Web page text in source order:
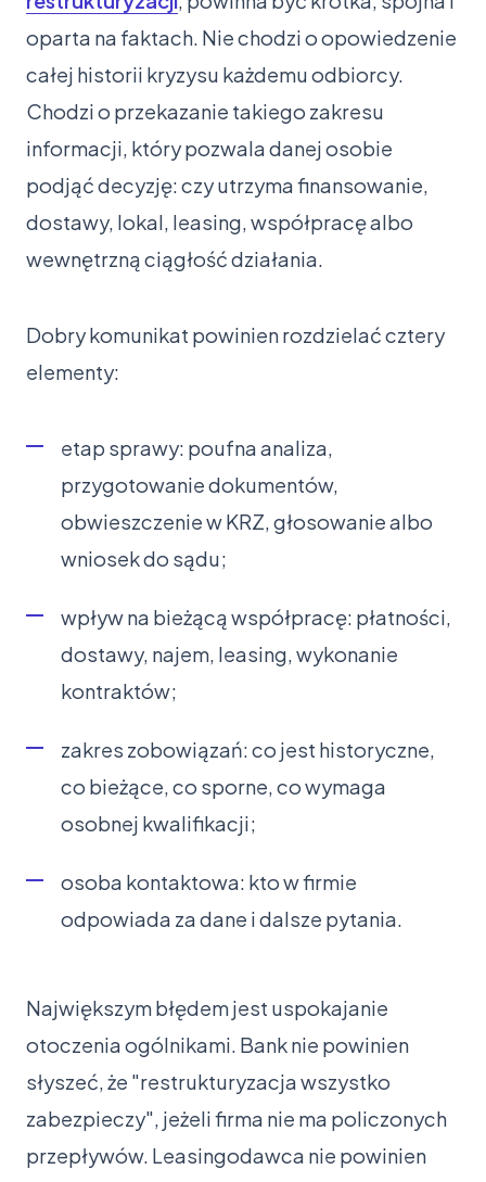
oparta na faktach. Nie chodzi o opowiedzenie
całej historii kryzysu każdemu odbiorcy.
Chodzi o przekazanie takiego zakresu
informacji, który pozwala danej osobie
podjąć decyzję: czy utrzyma finansowanie,
dostawy, lokal, leasing, współpracę albo
wewnętrzną ciągłość działania.
Dobry komunikat powinien rozdzielać cztery
elementy:
etap sprawy: poufna analiza,
przygotowanie dokumentów,
obwieszczenie w KRZ, głosowanie albo
wniosek do sądu;
wpływ na bieżącą współpracę: płatności,
dostawy, najem, leasing, wykonanie
kontraktów;
zakres zobowiązań: co jest historyczne,
co bieżące, co sporne, co wymaga
osobnej kwalifikacji;
osoba kontaktowa: kto w firmie
odpowiada za dane i dalsze pytania.
Największym błędem jest uspokajanie
otoczenia ogólnikami. Bank nie powinien
słyszeć, że "restrukturyzacja wszystko
zabezpieczy", jeżeli firma nie ma policzonych
przepływów. Leasingodawca nie powinien